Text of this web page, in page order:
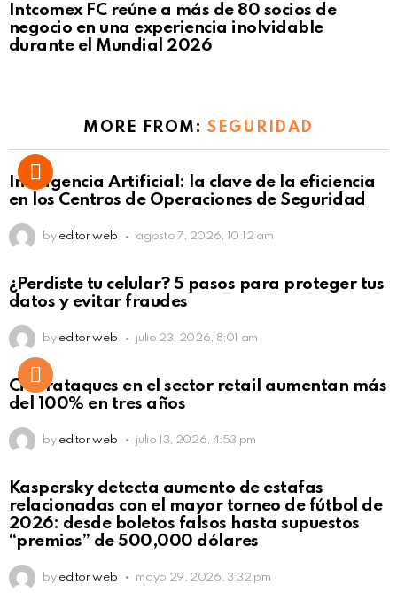
Intcomex FC reúne a más de 80 socios de
negocio en una experiencia inolvidable
durante el Mundial 2026
MORE FROM:SEGURIDAD
Inteligencia Artificial: la clave de la eficiencia
en los Centros de Operaciones de Seguridad
by editor web agosto 7, 2026, 10:12 am
¿Perdiste tu celular? 5 pasos para proteger tus
datos y evitar fraudes
by editor web julio 23, 2026, 8:01 am
Ciberataques en el sector retail aumentan más
del 100% en tres años
by editor web julio 13, 2026, 4:53 pm
Kaspersky detecta aumento de estafas
relacionadas con el mayor torneo de fútbol de
2026: desde boletos falsos hasta supuestos
“premios” de 500,000 dólares
by editor web mayo 29, 2026, 3:32 pm